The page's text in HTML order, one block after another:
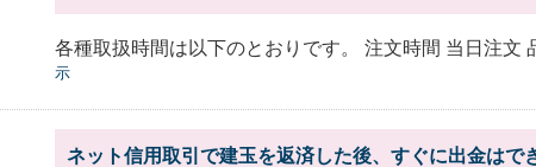
各種取扱時間は以下のとおりです。 注文時間 当日注文
示
ネット信用取引で建玉を返済した後、すぐに出金はで